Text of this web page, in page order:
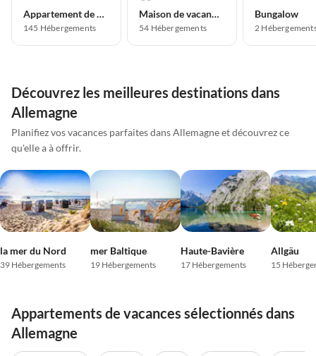
Appartement de vacances
145 Hébergements
Maison de vacances
54 Hébergements
Bungalow
2
Découvrez les meilleures destinations dans
Allemagne
Planifiez vos vacances parfaites dans Allemagne et découvrez ce
qu'elle a à offrir.
la mer du Nord
39 Hébergements
mer Baltique
19 Hébergements
Haute-Bavière
17 Hébergements
Allgäu
15
Appartements de vacances sélectionnés dans
Allemagne